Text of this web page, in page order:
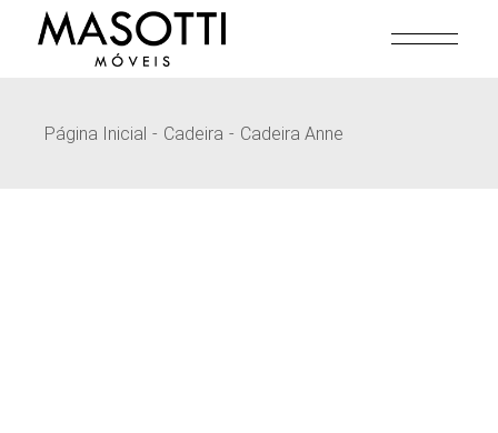
Página Inicial Cadeira Cadeira Anne